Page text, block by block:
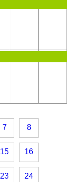
7 8
15 16
23 24